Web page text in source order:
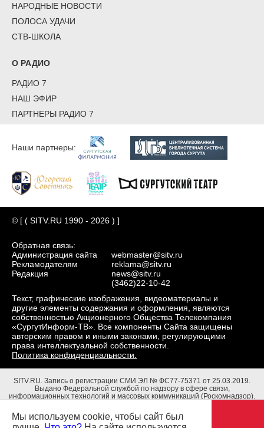
НАРОДНЫЕ НОВОСТИ
ПОЛОСА УДАЧИ
СТВ-ШКОЛА
О РАДИО
РАДИО 7
НАШ ЭФИР
ПАРТНЕРЫ РАДИО 7
Наши партнеры:
© [ ( SITV.RU 1990 - 2026 ) ]
Обратная связь:
Администрация сайта
Рекламодателям
Редакция
webmaster@sitv.ru
reklama@sitv.ru
news@sitv.ru
(3462)22-10-42
Текст, графические изображения, видеоматериалы и
другие элементы содержания и оформления, являются
собственностью Акционерного Общества Телекомпания
«СургутИнформ-ТВ». Все компоненты Сайта защищены
авторским правом и иными законами, регулирующими
права интеллектуальной собственности.
Политика конфиденциальности.
SITV.RU. Запись о регистрации СМИ ЭЛ № ФС77-75371 от 25.03.2019.
Выдано Федеральной службой по надзору в сфере связи,
информационных технологий и массовых коммуникаций (Роскомнадзор).
Адрес редакции: 628403, Тюменская обл., ХМАО - Югра, г. Сургут, ул.
Маяковского, д. 16. Главный редактор: Чубенко В.Л.
Мы используем cookie, чтобы сайт был